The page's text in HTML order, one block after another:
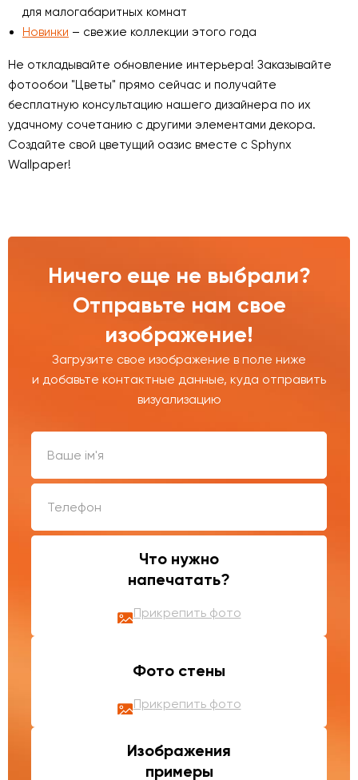
для малогабаритных комнат
Новинки – свежие коллекции этого года
Не откладывайте обновление интерьера! Заказывайте
фотообои "Цветы" прямо сейчас и получайте
бесплатную консультацию нашего дизайнера по их
удачному сочетанию с другими элементами декора.
Создайте свой цветущий оазис вместе с Sphynx
Wallpaper!
Ничего еще не выбрали?
Отправьте нам свое
изображение!
Загрузите свое изображение в поле ниже
и добавьте контактные данные, куда отправить
визуализацию
Что нужно
напечатать?
Прикрепить фото
Фото стены
Прикрепить фото
Изображения
примеры